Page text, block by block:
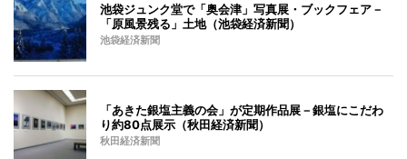
池袋ジュンク堂で「奥会津」写真展・ブックフェア－
「原風景残る」土地（池袋経済新聞）
池袋経済新聞
「あきた銀塩主義の会」が定期作品展－銀塩にこだわ
り約80点展示（秋田経済新聞）
秋田経済新聞